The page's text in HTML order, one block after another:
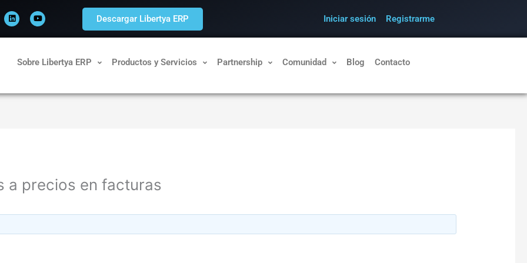
i
n
k
e
o
u
t
u
Descargar Libertya ERP Iniciar sesión Registrarme
Sobre Libertya ERP Productos y Servicios Partnership Comunidad Blog Contacto
a precios en facturas